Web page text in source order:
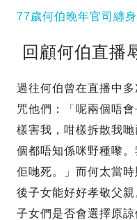
77歲何伯晚年官司纏
回顧何伯直播
過往何伯曾在直播中
咒他們：「呢兩個唔
樣害我，咁樣拆散我
個都唔知係咪野種嚟
佢哋死。」而何太當
後子女能好好孝敬父
子女們是否會選擇原諒